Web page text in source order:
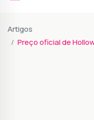
Artigos
Preço oficial de